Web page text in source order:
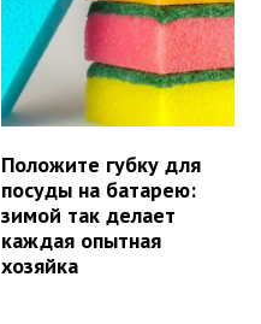
Положите губку для
посуды на батарею:
зимой так делает
каждая опытная
хозяйка